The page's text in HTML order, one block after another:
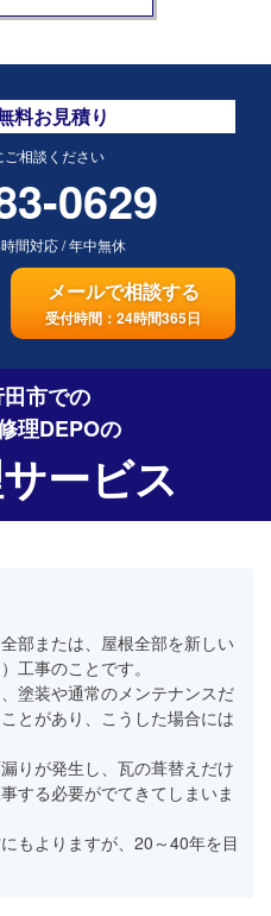
料お見積り
ご相談ください
0629
間対応/年中無休
メールで相談する
受付時間：24時間365日
市での
理DEPOの
ービス
部または、屋根全部を新しい
工事のことです。
塗装や通常のメンテナンスだ
とがあり、こうした場合には
りが発生し、瓦の葺替えだけ
する必要がでてきてしまいま
もよりますが、20～40年を目